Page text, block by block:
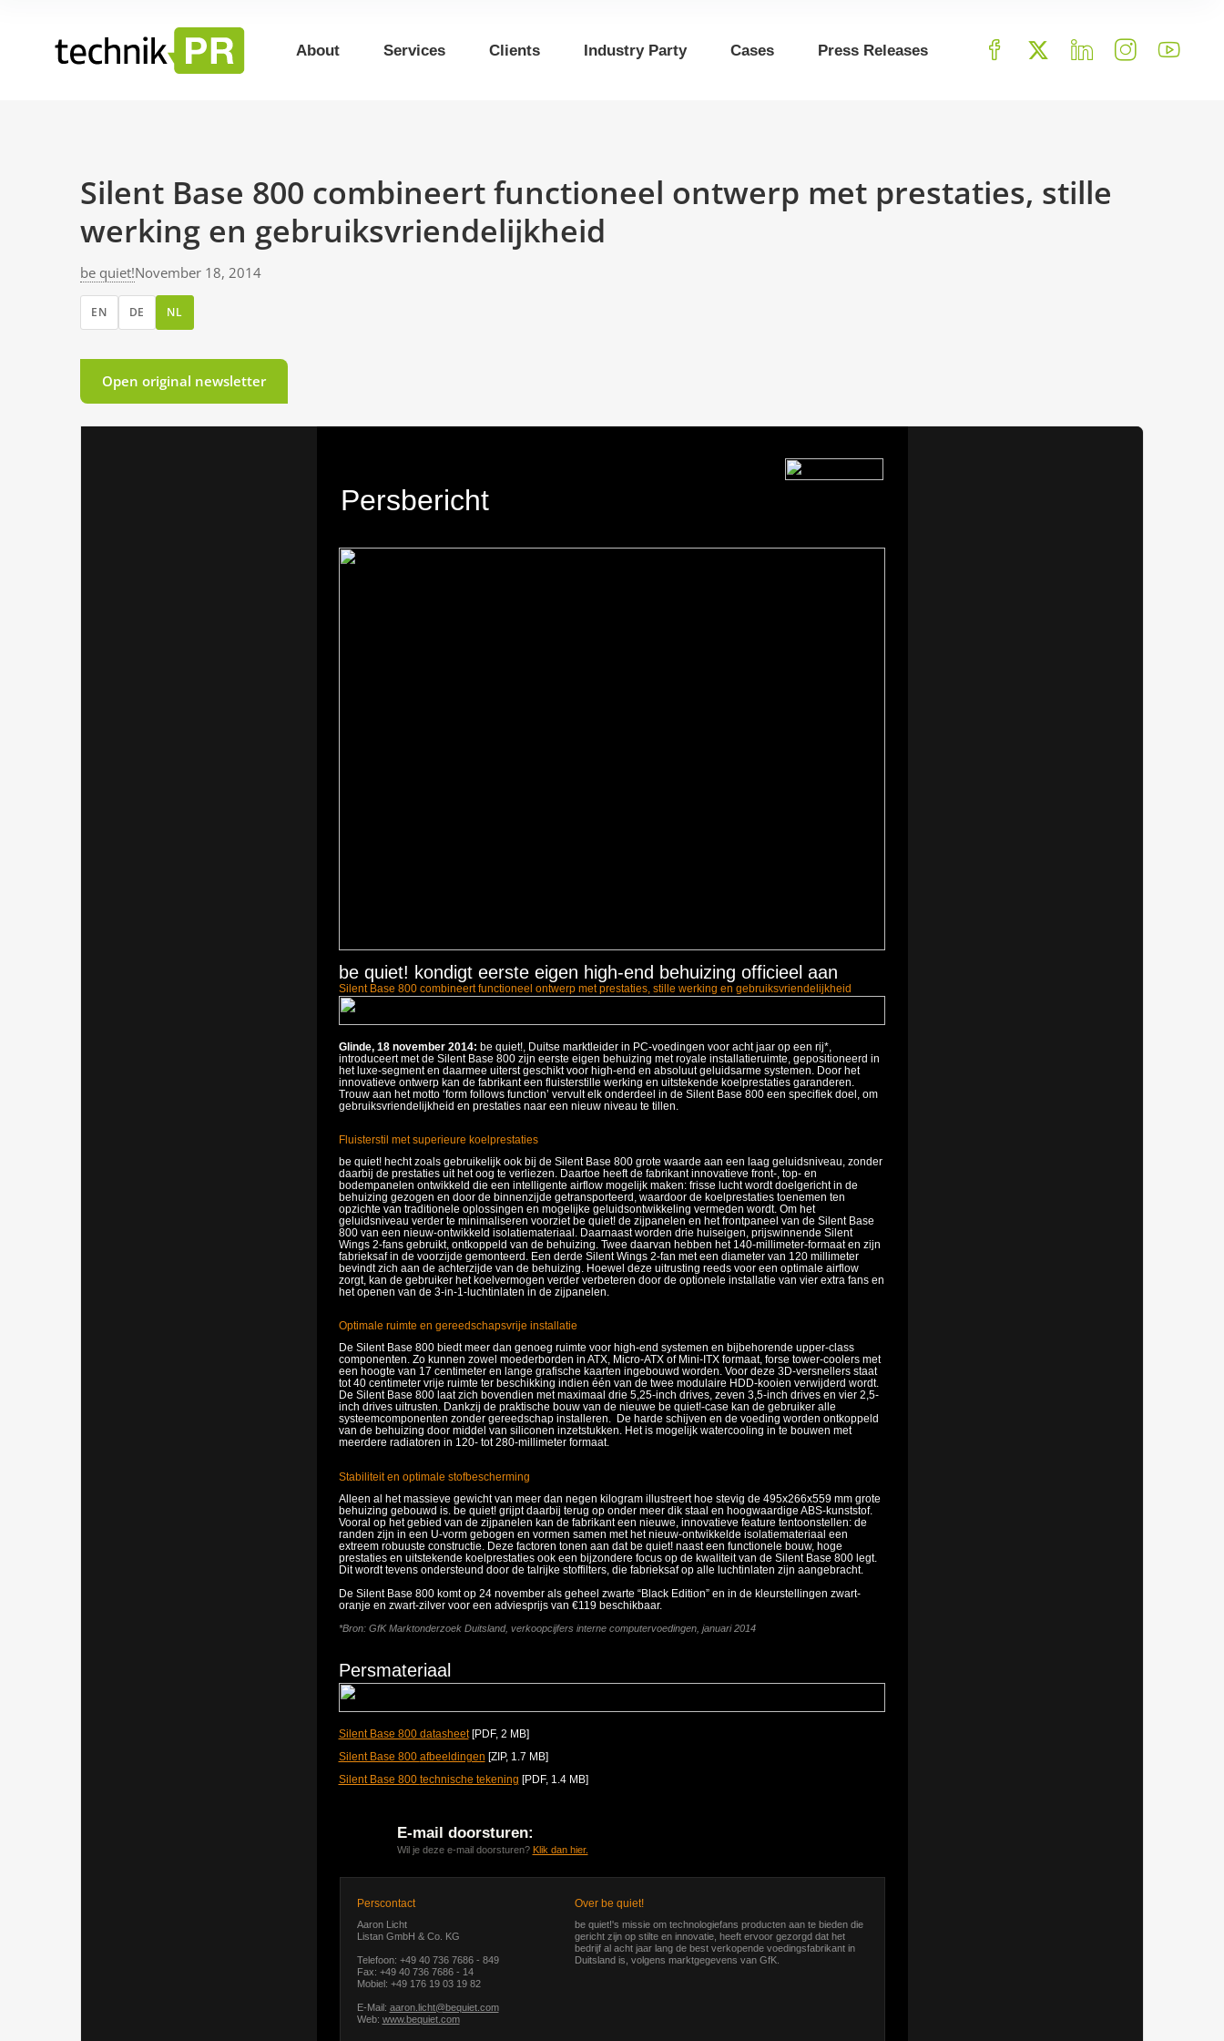
About Services Clients Industry Party Cases Press Releases
Silent Base 800 combineert functioneel ontwerp met prestaties, stille
werking en gebruiksvriendelijkheid
be quiet!November 18, 2014
EN DE NL
Open original newsletter